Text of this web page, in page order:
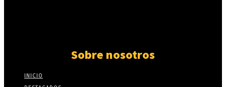
Sobre nosotros
INICIO